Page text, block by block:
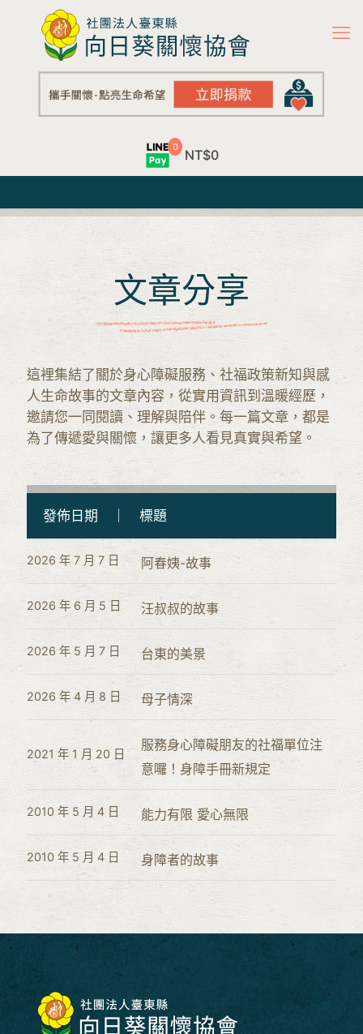
0 NT$0
文章分享
這裡集結了關於身心障礙服務、社福政策新知與感
人生命故事的文章內容，從實用資訊到溫暖經歷，
邀請您一同閱讀、理解與陪伴。每一篇文章，都是
為了傳遞愛與關懷，讓更多人看見真實與希望。
發佈日期 ｜ 標題
2026 年 7 月 7 日 阿春姨-故事
2026 年 6 月 5 日 汪叔叔的故事
2026 年 5 月 7 日 台東的美景
2026 年 4 月 8 日 母子情深
2021 年 1 月 20 日
服務身心障礙朋友的社福單位注
意囉！身障手冊新規定
2010 年 5 月 4 日 能力有限 愛心無限
2010 年 5 月 4 日 身障者的故事